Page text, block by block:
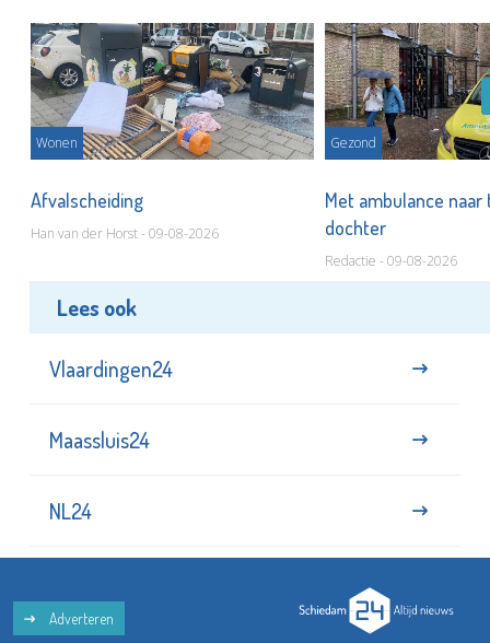
Wonen
Afvalscheiding
Han van der Horst - 09-08-2026
Gezond
Met ambulance
dochter
Redactie - 09-08-2026
Lees ook
Vlaardingen24
Maassluis24
NL24
Adverteren